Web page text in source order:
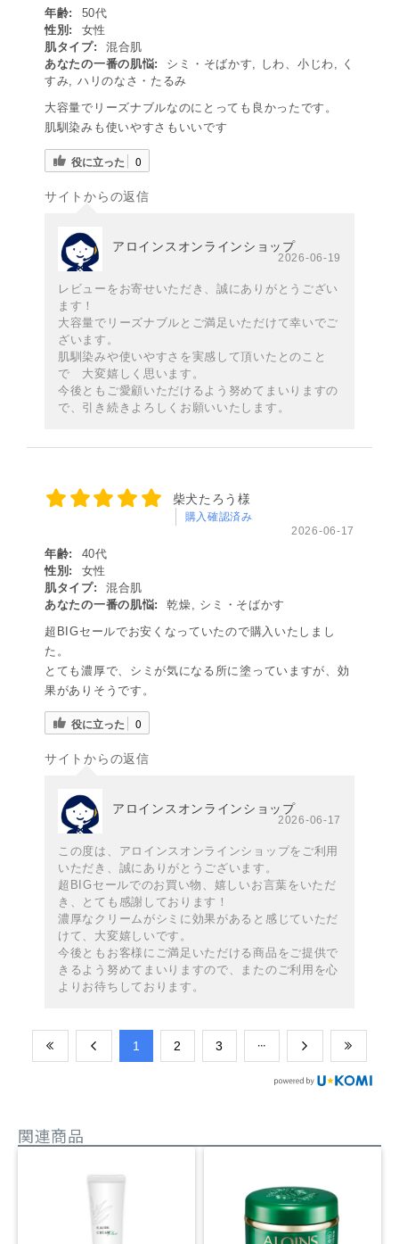
年齢:
50代
性別:
女性
肌タイプ:
混合肌
あなたの一番の肌悩:
シミ・そばかす, しわ、小じわ, く
すみ, ハリのなさ・たるみ
大容量でリーズナブルなのにとっても良かったです。
肌馴染みも使いやすさもいいです
役に立った 0
サイトからの返信
アロインスオンラインショップ
2026-06-19
レビューをお寄せいただき、誠にありがとうござい
ます！
大容量でリーズナブルとご満足いただけて幸いでご
ざいます。
肌馴染みや使いやすさを実感して頂いたとのこと
で 大変嬉しく思います。
今後ともご愛顧いただけるよう努めてまいりますの
で、引き続きよろしくお願いいたします。
柴犬たろう様
購入確認済み
2026-06-17
年齢:
40代
性別:
女性
肌タイプ:
混合肌
あなたの一番の肌悩:
乾燥, シミ・そばかす
超BIGセールでお安くなっていたので購入いたしまし
た。
とても濃厚で、シミが気になる所に塗っていますが、効
果がありそうです。
役に立った 0
サイトからの返信
アロインスオンラインショップ
2026-06-17
この度は、アロインスオンラインショップをご利用
いただき、誠にありがとうございます。
超BIGセールでのお買い物、嬉しいお言葉をいただ
き、とても感謝しております！
濃厚なクリームがシミに効果があると感じていただ
けて、大変嬉しいです。
今後ともお客様にご満足いただける商品をご提供で
きるよう努めてまいりますので、またのご利用を心
よりお待ちしております。
​1 ​2 ​3
関連商品